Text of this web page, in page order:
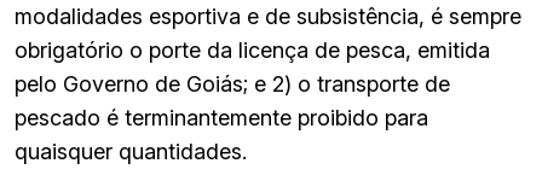
modalidades esportiva e de subsistência, é sempre
obrigatório o porte da licença de pesca, emitida
pelo Governo de Goiás; e 2) o transporte de
pescado é terminantemente proibido para
quaisquer quantidades.